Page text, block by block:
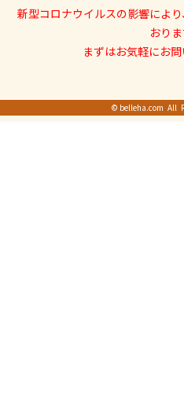
新型コロナウイルスの影響によ
おりま
まずはお気軽にお
© belleha.com All